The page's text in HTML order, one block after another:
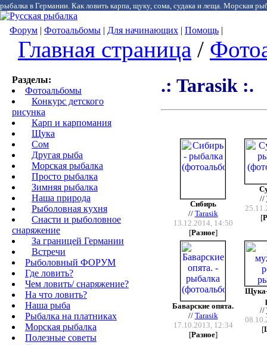
рыбалка в Германии. Как ловить карпа, щуку, сома, судака и леща. Морская
Форум | Фотоальбомы | Для начинающих | Помощь |
Главная страница /
Разделы:
Фотоальбомы
Конкурс детского
рисунка
Карп и карпомания
Щука
Сом
Другая рыба
Морская рыбалка
Просто рыбалка
Зимняя рыбалка
Наша природа
Рыболовная кухня
Снасти и рыболовное
снаряжение
За границей Германии
Встречи
Рыболовный ФОРУМ
Где ловить?
Чем ловить/ снаряжение?
На что ловить?
Наша рыба
Рыбалка на платниках
Морская рыбалка
Полезные советы
.: Tarasik :.
Сибирь
// Tarasik
13.12.2014, 14:50
[Разное]
//
[
Баварские опята.
// Tarasik
17.10.2013, 12:34
[Разное]
//
[